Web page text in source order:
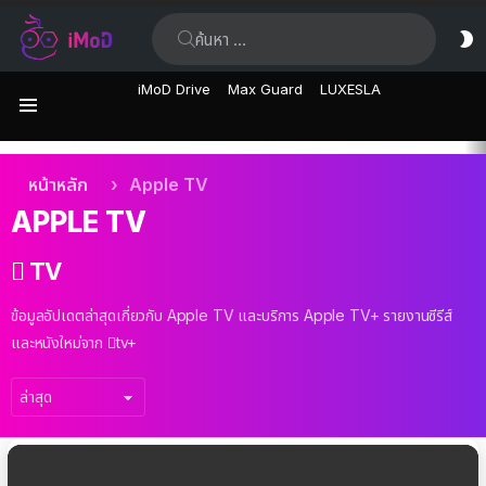
iMoD Drive Max Guard LUXESLA
เรื่อง
ล่าสุด
คุณอยู่ที่นี่:
หน้าหลัก Apple TV
APPLE TV
 TV
ข้อมูลอัปเดตล่าสุดเกี่ยวกับ Apple TV และบริการ Apple TV+ รายงานซีรีส์
และหนังใหม่จาก tv+
เรื่อง